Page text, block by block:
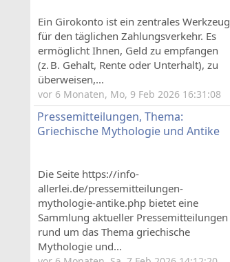
Ein Girokonto ist ein zentrales Werkzeug
für den täglichen Zahlungsverkehr. Es
ermöglicht Ihnen, Geld zu empfangen
(z. B. Gehalt, Rente oder Unterhalt), zu
überweisen,...
vor 6 Monaten, Mo, 9 Feb 2026 16:31:08
Pressemitteilungen, Thema:
Griechische Mythologie und Antike
Die Seite https://info-
allerlei.de/pressemitteilungen-
mythologie-antike.php bietet eine
Sammlung aktueller Pressemitteilungen
rund um das Thema griechische
Mythologie und...